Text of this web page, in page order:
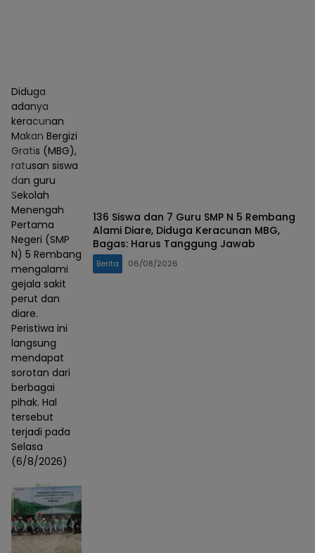
Diduga
adanya
keracunan
Makan Bergizi
Gratis (MBG),
ratusan siswa
dan guru
Sekolah
Menengah
Pertama
Negeri (SMP
N) 5 Rembang
mengalami
gejala sakit
perut dan
diare.
Peristiwa ini
langsung
mendapat
sorotan dari
berbagai
pihak. Hal
tersebut
terjadi pada
Selasa
(6/8/2026)
136 Siswa dan 7 Guru SMP N 5 Rembang
Alami Diare, Diduga Keracunan MBG,
Bagas: Harus Tanggung Jawab
Berita 06/08/2026